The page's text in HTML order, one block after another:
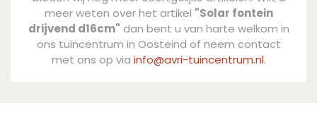
meer weten over het artikel "Solar fontein
drijvend d16cm" dan bent u van harte welkom in
ons tuincentrum in Oosteind of neem contact
met ons op via info@avri-tuincentrum.nl.